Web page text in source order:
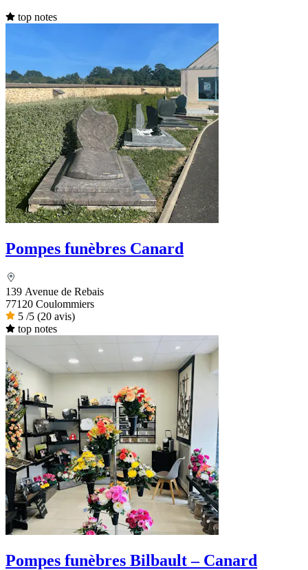
top notes
Pompes funèbres Canard
139 Avenue de Rebais
77120 Coulommiers
5 /5 (20 avis)
top notes
Pompes funèbres Bilbault – Canard